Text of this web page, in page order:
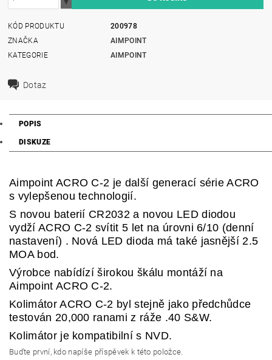
KÓD PRODUKTU
200978
ZNAČKA
AIMPOINT
KATEGORIE
AIMPOINT
Dotaz
POPIS
DISKUZE
Aimpoint ACRO C-2 je další generací série ACRO
s vylepšenou technologií.
S novou baterií CR2032 a novou LED diodou
vydží ACRO C-2 svítit 5 let na úrovni 6/10 (denní
nastavení) . Nová LED dioda má také jasnější 2.5
MOA bod.
Výrobce nabídízí širokou škálu montáží na
Aimpoint ACRO C-2.
Kolimátor ACRO C-2 byl stejně jako předchůdce
testován 20,000 ranami z ráže .40 S&W.
Kolimátor je kompatibilní s NVD.
Buďte první, kdo napíše příspěvek k této položce.